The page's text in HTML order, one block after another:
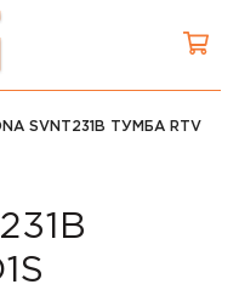
SVNT231B ТУМБА RTV